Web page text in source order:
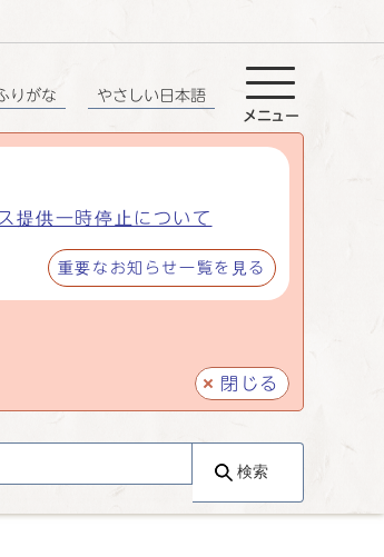
提供一時停止について
重要なお知らせ一覧を見る
閉じる
りがな やさしい日本語
メニュー
検索